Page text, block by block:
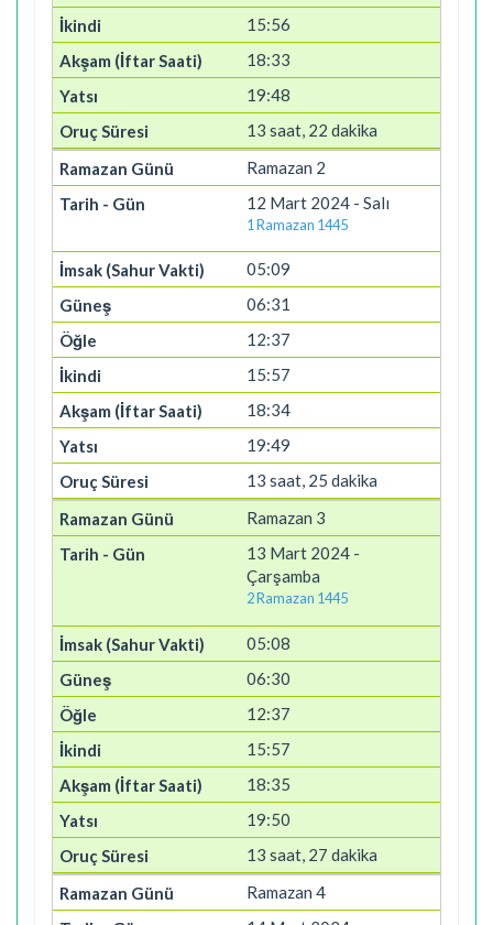
15:56
18:33
19:48
13 saat, 22 dakika
Ramazan 2
12 Mart 2024 - Salı
1 Ramazan 1445
05:09
06:31
12:37
15:57
18:34
19:49
13 saat, 25 dakika
Ramazan 3
13 Mart 2024 -
Çarşamba
2 Ramazan 1445
05:08
06:30
12:37
15:57
18:35
19:50
13 saat, 27 dakika
Ramazan 4